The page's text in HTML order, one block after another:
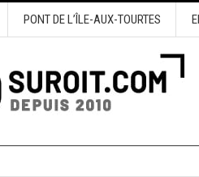
PONT DE L’ÎLE-AUX-TOURTES